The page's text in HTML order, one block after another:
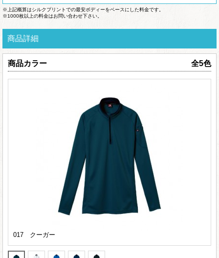
※上記概算はシルクプリントでの最安ボディーをベースにした料金です。
※1000枚以上の料金はお問い合わせ下さい。
商品詳細
商品カラー 全5色
017 クーガー